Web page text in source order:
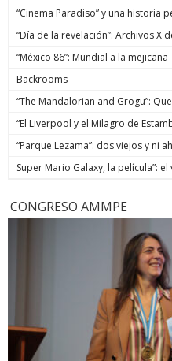
“Cinema Paradiso” y una historia
“Día de la revelación”: Archivos X
“México 86”: Mundial a la mejicana
Backrooms
“The Mandalorian and Grogu”:
“El Liverpool y el Milagro de
“Parque Lezama”: dos viejos y ni
Super Mario Galaxy, la película”:
CONGRESO AMMPE